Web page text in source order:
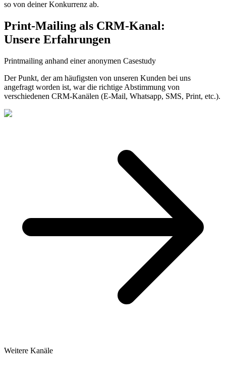
so von deiner Konkurrenz ab.
Print-Mailing als CRM-Kanal:
Unsere Erfahrungen
Printmailing anhand einer anonymen Casestudy
Der Punkt, der am häufigsten von unseren Kunden bei uns
angefragt worden ist, war die richtige Abstimmung von
verschiedenen CRM-Kanälen (E-Mail, Whatsapp, SMS, Print, etc.).
Weitere Kanäle